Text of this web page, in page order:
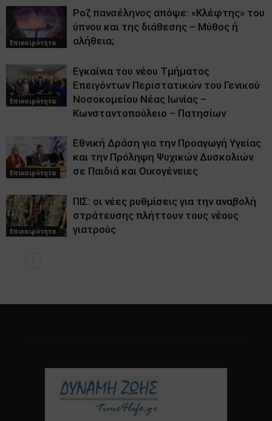
Επικαιρότητα
Ροζ πανσέληνος απόψε: «Κλέφτης» του
ύπνου και της διάθεσης – Μύθος ή
αλήθεια;
Επικαιρότητα
Εγκαίνια του νέου Τμήματος
Επειγόντων Περιστατικών του Γενικού
Νοσοκομείου Νέας Ιωνίας –
Κωνσταντοπούλειο – Πατησίων
Επικαιρότητα
Εθνική Δράση για την Προαγωγή Υγείας
και την Πρόληψη Ψυχικών Δυσκολιών
σε Παιδιά και Οικογένειες
Επικαιρότητα
ΠΙΣ: οι νέες ρυθμίσεις για την αναβολή
στράτευσης πλήττουν τους νέους
γιατρούς